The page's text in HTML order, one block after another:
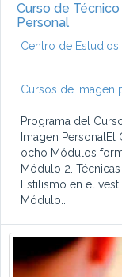
Curso de
Personal
Centro de Estudios
Cursos de Imagen
Programa del
Imagen
ocho Módulos
Módulo 2.
Estilismo en el
Módulo...